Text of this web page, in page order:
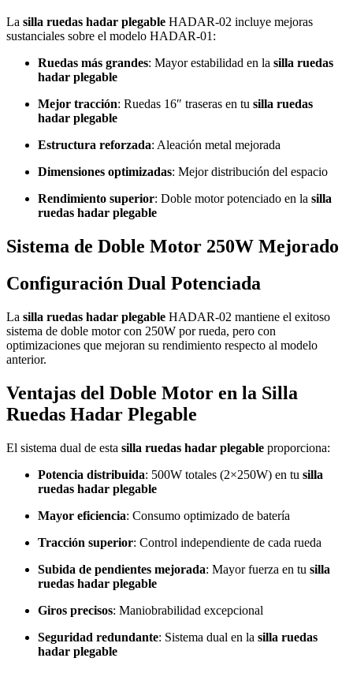
La silla ruedas hadar plegable HADAR-02 incluye mejoras
sustanciales sobre el modelo HADAR-01:
Ruedas más grandes: Mayor estabilidad en la silla ruedas
hadar plegable
Mejor tracción: Ruedas 16″ traseras en tu silla ruedas
hadar plegable
Estructura reforzada: Aleación metal mejorada
Dimensiones optimizadas: Mejor distribución del espacio
Rendimiento superior: Doble motor potenciado en la silla
ruedas hadar plegable
Sistema de Doble Motor 250W Mejorado
Configuración Dual Potenciada
La silla ruedas hadar plegable HADAR-02 mantiene el exitoso
sistema de doble motor con 250W por rueda, pero con
optimizaciones que mejoran su rendimiento respecto al modelo
anterior.
Ventajas del Doble Motor en la Silla
Ruedas Hadar Plegable
El sistema dual de esta silla ruedas hadar plegable proporciona:
Potencia distribuida: 500W totales (2×250W) en tu silla
ruedas hadar plegable
Mayor eficiencia: Consumo optimizado de batería
Tracción superior: Control independiente de cada rueda
Subida de pendientes mejorada: Mayor fuerza en tu silla
ruedas hadar plegable
Giros precisos: Maniobrabilidad excepcional
Seguridad redundante: Sistema dual en la silla ruedas
hadar plegable